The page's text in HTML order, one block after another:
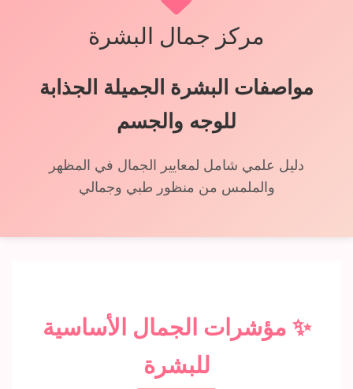
مركز جمال البشرة
مواصفات البشرة الجميلة الجذابة
للوجه والجسم
دليل علمي شامل لمعايير الجمال في المظهر
والملمس من منظور طبي وجمالي
✨ مؤشرات الجمال الأساسية
للبشرة